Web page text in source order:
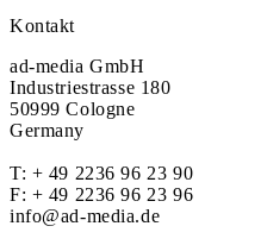
Kontakt
ad-media GmbH
Industriestrasse 180
50999 Cologne
Germany
T: + 49 2236 96 23 90
F: + 49 2236 96 23 96
info@ad-media.de